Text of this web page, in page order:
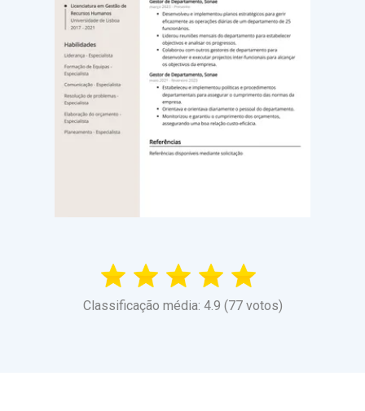
Classificação média: 4.9 (77 votos)